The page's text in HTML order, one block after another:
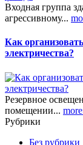
Входная группа
агрессивному...
Как
электричества?
Резервное
помещении...
Рубрики
Без рубрики